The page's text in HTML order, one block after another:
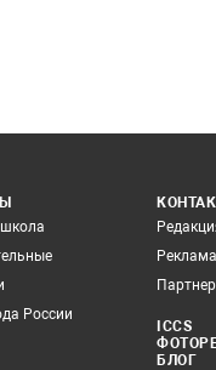
России
Реклама
ICCS
БЛОГ